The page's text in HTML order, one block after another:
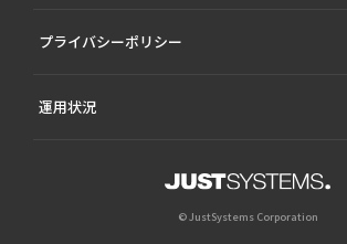
プライバシーポリシー
運用状況
© JustSystems Corporation